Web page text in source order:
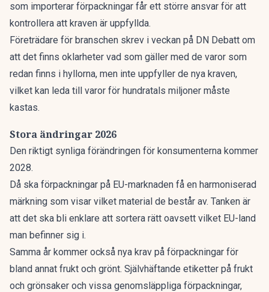
som importerar förpackningar får ett större ansvar för att
kontrollera att kraven är uppfyllda.
Företrädare för branschen skrev i veckan på DN Debatt om
att det finns oklarheter vad som gäller med de varor som
redan finns i hyllorna, men inte uppfyller de nya kraven,
vilket kan leda till varor för hundratals miljoner måste
kastas.
Stora ändringar 2026
Den riktigt synliga förändringen för konsumenterna kommer
2028.
Då ska förpackningar på EU-marknaden få en harmoniserad
märkning som visar vilket material de består av. Tanken är
att det ska bli enklare att sortera rätt oavsett vilket EU-land
man befinner sig i.
Samma år kommer också nya krav på förpackningar för
bland annat frukt och grönt. Självhäftande etiketter på frukt
och grönsaker och vissa genomsläppliga förpackningar,